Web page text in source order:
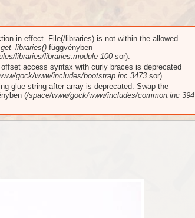
in effect. File(/libraries) is not within the allowed
függvényben
libraries/libraries.module 100 sor).
access syntax with curly braces is deprecated
gock/www/includes/bootstrap.inc 3473 sor).
glue string after array is deprecated. Swap the
(/space/www/gock/www/includes/common.inc 394